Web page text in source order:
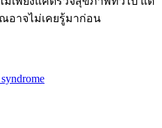
อาจไม่เคยรู้มาก่อน